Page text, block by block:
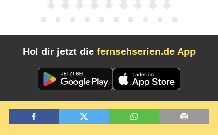
Hol dir jetzt die fernsehserien.de App